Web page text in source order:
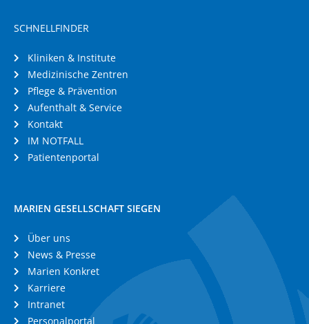
SCHNELLFINDER
Kliniken & Institute
Medizinische Zentren
Pflege & Prävention
Aufenthalt & Service
Kontakt
IM NOTFALL
Patientenportal
MARIEN GESELLSCHAFT SIEGEN
Über uns
News & Presse
Marien Konkret
Karriere
Intranet
Personalportal